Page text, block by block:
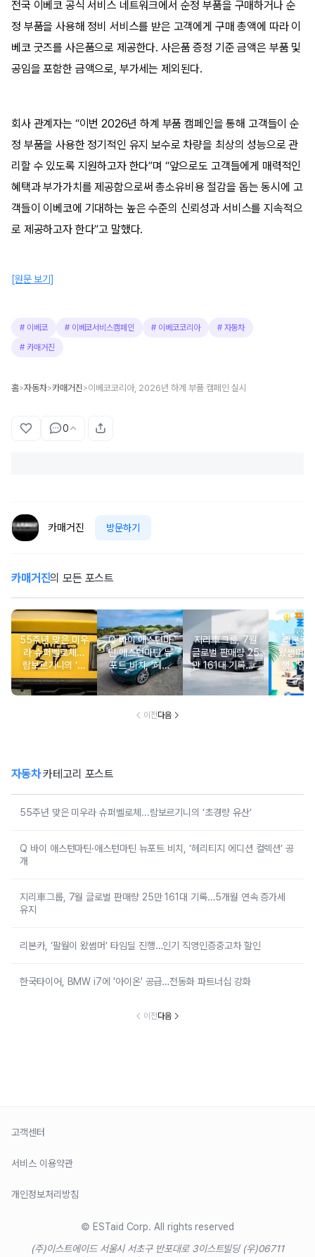
전국 이베코 공식 서비스 네트워크에서 순정 부품을 구매하거나 순
정 부품을 사용해 정비 서비스를 받은 고객에게 구매 총액에 따라 이
베코 굿즈를 사은품으로 제공한다. 사은품 증정 기준 금액은 부품 및
공임을 포함한 금액으로, 부가세는 제외된다.
회사 관계자는 “이번 2026년 하계 부품 캠페인을 통해 고객들이 순
정 부품을 사용한 정기적인 유지 보수로 차량을 최상의 성능으로 관
리할 수 있도록 지원하고자 한다”며 “앞으로도 고객들에게 매력적인
혜택과 부가가치를 제공함으로써 총소유비용 절감을 돕는 동시에 고
객들이 이베코에 기대하는 높은 수준의 신뢰성과 서비스를 지속적으
로 제공하고자 한다”고 말했다.
[원문 보기]
# 이베코 # 이베코서비스캠페인 # 이베코코리아 # 자동차
# 카매거진
홈>자동차>카매거진 >이베코코리아, 2026년 하계 부품 캠페인 실시
0
카매거진 방문하기
카매거진의 모든 포스트
55주년 맞은 미우
라 슈퍼벨로체...
람보르기니의 ‘초
경량 유산’
Q 바이 애스턴마
틴·애스턴마틴 뉴
포트 비치, ‘헤리
티지 에디션 컬렉
션’ 공개
지리車그룹, 7월
글로벌 판매량 25
만 161대 기록…5
개월 연속 증가세
리본카,
왔썸머’
행…인
증중고
이전다음
자동차카테고리 포스트
55주년 맞은 미우라 슈퍼벨로체...람보르기니의 ‘초경량 유산’
Q 바이 애스턴마틴·애스턴마틴 뉴포트 비치, ‘헤리티지 에디션 컬렉션’ 공
개
지리車그룹, 7월 글로벌 판매량 25만 161대 기록…5개월 연속 증가세
유지
리본카, ‘팔월이 왔썸머’ 타임딜 진행…인기 직영인증중고차 할인
한국타이어, BMW i7에 '아이온' 공급…전동화 파트너십 강화
이전다음
고객센터
서비스 이용약관
개인정보처리방침
© ESTaid Corp. All rights reserved
(주)이스트에이드 서울시 서초구 반포대로 3이스트빌딩 (우)06711